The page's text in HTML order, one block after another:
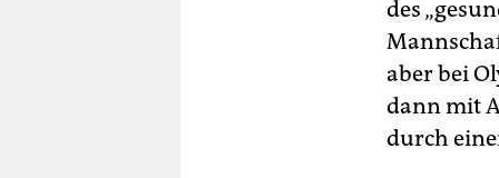
des
aber bei
dann mit
durch